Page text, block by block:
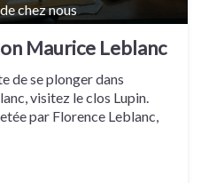
chez nous
Maurice Leblanc
de se plonger dans
visitez le clos Lupin.
par Florence Leblanc,
dans une atmosphère
Lupin et Maurice